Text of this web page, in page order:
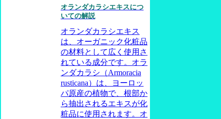
オランダカラシエキスにつ
いての解説
オランダカラシエキス
は、オーガニック化粧品
の材料として広く使用さ
れている成分です。オラ
ンダカラシ（Armoracia
rusticana）は、ヨーロッ
パ原産の植物で、根部か
ら抽出されるエキスが化
粧品に使用されます。オ